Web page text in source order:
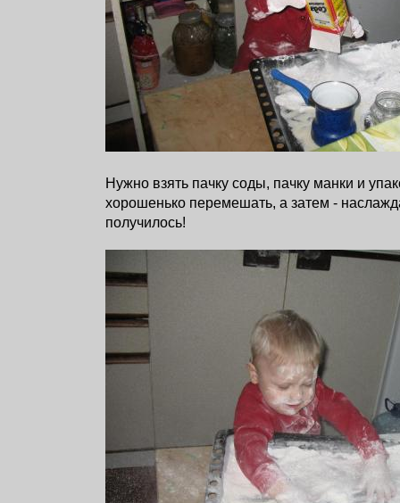
Нужно взять пачку соды, пачку манки и
хорошенько перемешать, а затем -
получилось!